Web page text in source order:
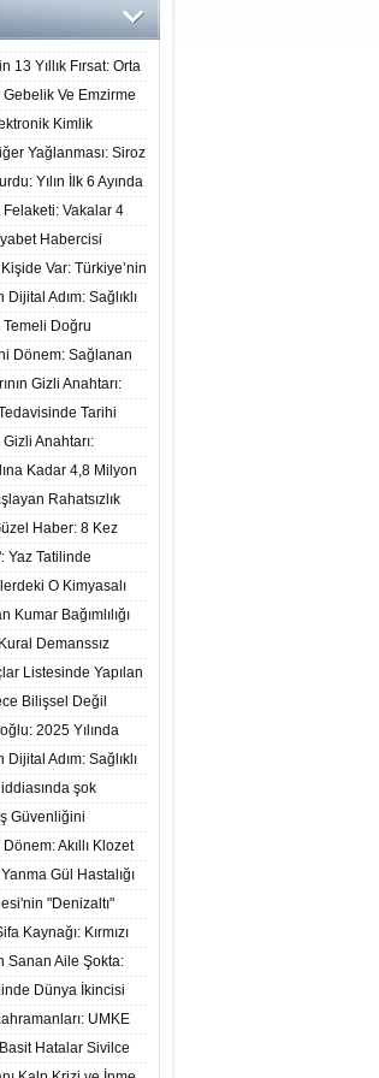
13 Yıllık Fırsat: Orta
Belirliyor
Ve Emzirme
Mi?
Kimlik
Kimlik Doğrulama
Yağlanması: Siroz
Yılın İlk 6 Ayında
Oksijen Tedavisi
Vakalar 4
Habercisi
Arasındaki Çift Yönlü
Var: Türkiye’nin
Diyarbakır’da
Dijital Adım: Sağlıklı
Dönemi
Temeli Doğru
Hangi Besin
Dönem: Sağlanan
Sınırlı Değil
Gizli Anahtarı:
Gözden
Tarihi
İlk İlaç
Gizli Anahtarı:
Ve Kemik Sağlığını
Kadar 4,8 Milyon
Rahatsızlık
Yıl Sonra Nakille
Haber: 8 Kez
Nakil Yapıldı
Yaz Tatilinde
O Kimyasalı
Uyarısı
Kumar Bağımlılığı
Demanssız
Listesinde Yapılan
2026/30
Bilişsel Değil
Yaşıyor
2025 Yılında
Eğitimi Verildi
Dijital Adım: Sağlıklı
Hizmeti
şok
Güvenliğini
Sürüş Süresi 53
Akıllı Klozet
Tespit
Gül Hastalığı
"Denizaltı"
Umut Oluyor
Kaynağı: Kırmızı
Koruyor
Sanan Aile Şokta:
Geçirdi
Dünya İkincisi
UMKE
Hatalar Sivilce